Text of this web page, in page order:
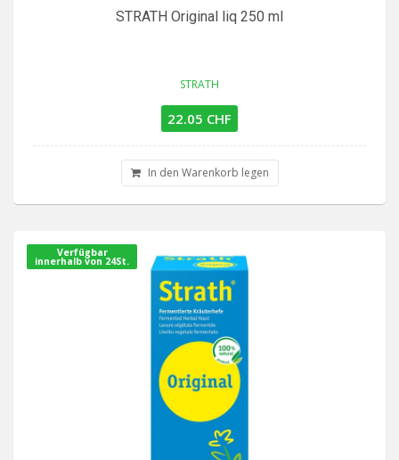
STRATH Original liq 250 ml
STRATH
22.05 CHF
In den Warenkorb legen
Verfügbar
innerhalb von 24St.